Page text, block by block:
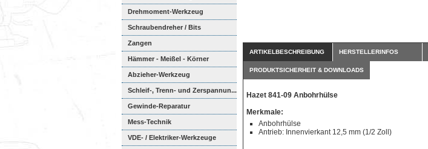
Drehmoment-Werkzeug
Schraubendreher / Bits
Zangen
Hämmer - Meißel - Körner
Abzieher-Werkzeug
Schleif-, Trenn- und Zerspannun...
Gewinde-Reparatur
Mess-Technik
VDE- / Elektriker-Werkzeuge
ARTIKELBESCHREIBUNG HERSTELLERINFOS
PRODUKTSICHERHEIT & DOWNLOADS
Hazet 841-09 Anbohrhülse
Merkmale:
Anbohrhülse
Antrieb: Innenvierkant 12,5 mm (1/2 Zoll)